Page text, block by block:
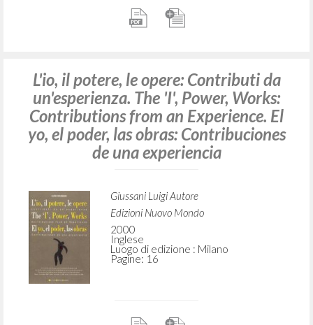
L'io, il potere, le opere: Contributi da
un'esperienza. The 'I', Power, Works:
Contributions from an Experience. El
yo, el poder, las obras: Contribuciones
de una experiencia
Giussani Luigi Autore
Edizioni Nuovo Mondo
2000
Inglese
Luogo di edizione : Milano
Pagine: 16